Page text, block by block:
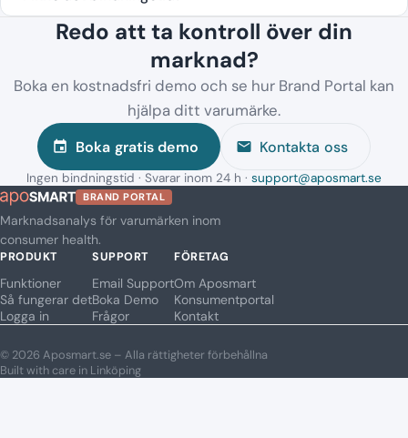
Redo att ta kontroll över din
marknad?
Boka en kostnadsfri demo och se hur Brand Portal kan
hjälpa ditt varumärke.
event Boka gratis demo mail Kontakta oss
Ingen bindningstid · Svarar inom 24 h · support@aposmart.se
BRAND PORTAL
Marknadsanalys för varumärken inom
consumer health.
PRODUKT
Funktioner
Så fungerar det
Logga in
SUPPORT
Email Support
Boka Demo
Frågor
FÖRETAG
Om Aposmart
Konsumentportal
Kontakt
© 2026 Aposmart.se – Alla rättigheter förbehållna
Built with care in Linköping